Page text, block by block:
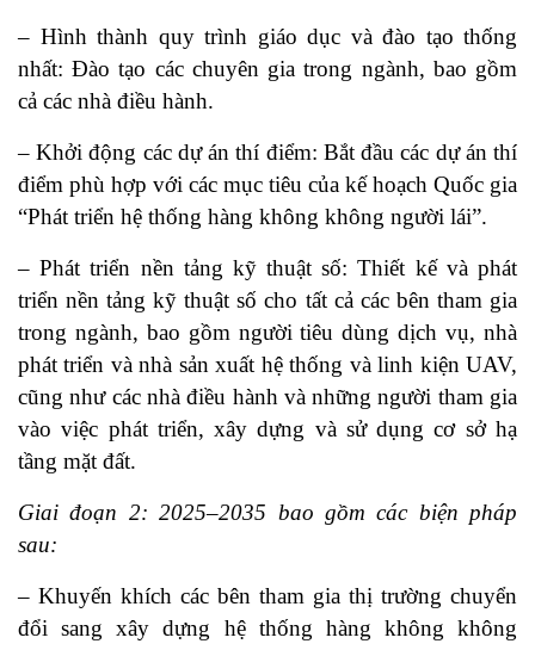
– Hình thành quy trình giáo dục và đào tạo thống
nhất: Đào tạo các chuyên gia trong ngành, bao gồm
cả các nhà điều hành.
– Khởi động các dự án thí điểm: Bắt đầu các dự án thí
điểm phù hợp với các mục tiêu của kế hoạch Quốc gia
“Phát triển hệ thống hàng không không người lái”.
– Phát triển nền tảng kỹ thuật số: Thiết kế và phát
triển nền tảng kỹ thuật số cho tất cả các bên tham gia
trong ngành, bao gồm người tiêu dùng dịch vụ, nhà
phát triển và nhà sản xuất hệ thống và linh kiện UAV,
cũng như các nhà điều hành và những người tham gia
vào việc phát triển, xây dựng và sử dụng cơ sở hạ
tầng mặt đất.
Giai đoạn 2: 2025–2035 bao gồm các biện pháp
sau:
– Khuyến khích các bên tham gia thị trường chuyển
đổi sang xây dựng hệ thống hàng không không